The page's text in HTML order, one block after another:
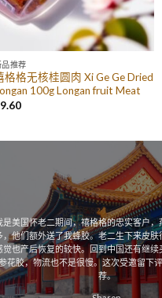
品推荐
格格无核桂圆肉 Xi Ge Ge Dried
100g Longan fruit Meat
9.60
客户，燕窝花胶买了很
下来皮肤很白皙，我自身
有继续买他们的燕窝海
邀留下评价，向大家推